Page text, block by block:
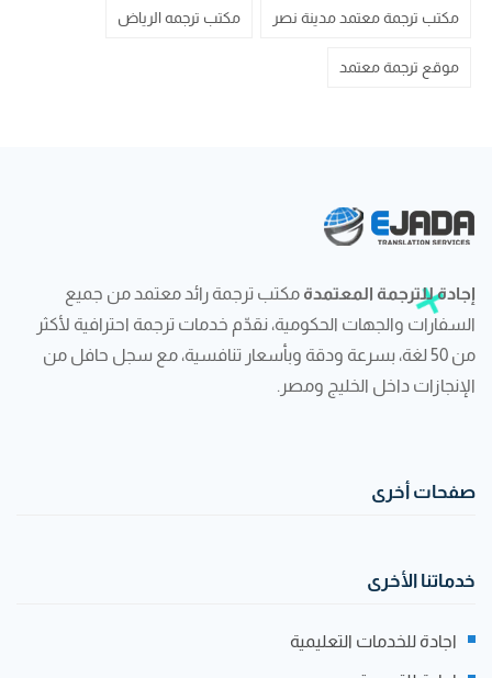
مكتب ترجمة معتمد مدينة نصر مكتب ترجمه الرياض
موقع ترجمة معتمد
إجادة للترجمة المعتمدة مكتب ترجمة رائد معتمد من جميع
السفارات والجهات الحكومية، نقدّم خدمات ترجمة احترافية لأكثر
من 50 لغة، بسرعة ودقة وبأسعار تنافسية، مع سجل حافل من
الإنجازات داخل الخليج ومصر.
صفحات أخرى
خدماتنا الأخرى
اجادة للخدمات التعليمية